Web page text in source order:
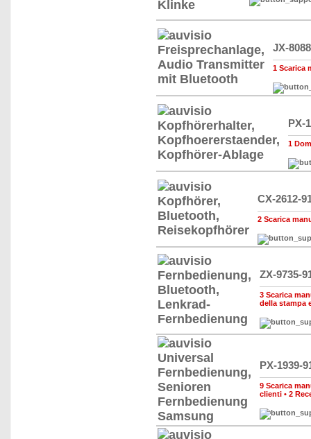
JX-
1 Scarica
PX-
1
CX-2612-
2 Scarica
ZX-9735-
3 Scarica
della stampa
PX-1939-
9 Scarica
clienti • 2